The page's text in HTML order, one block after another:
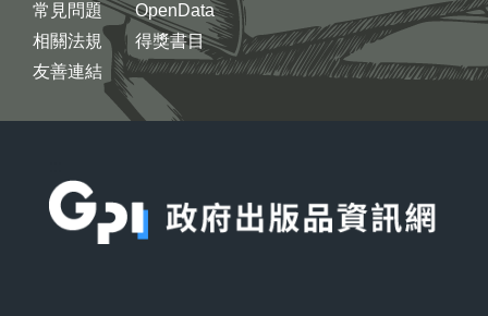
常見問題
相關法規
友善連結
OpenData
得獎書目